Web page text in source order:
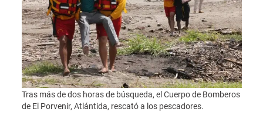
Tras más de dos horas de búsqueda, el Cuerpo de Bomberos
de El Porvenir, Atlántida, rescató a los pescadores.